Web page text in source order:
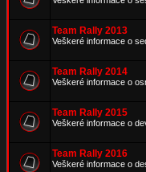
Team Rally 2013
Veškeré informace o
Team Rally 2014
Veškeré informace o
Team Rally 2015
Veškeré informace o
Team Rally 2016
Veškeré informace o